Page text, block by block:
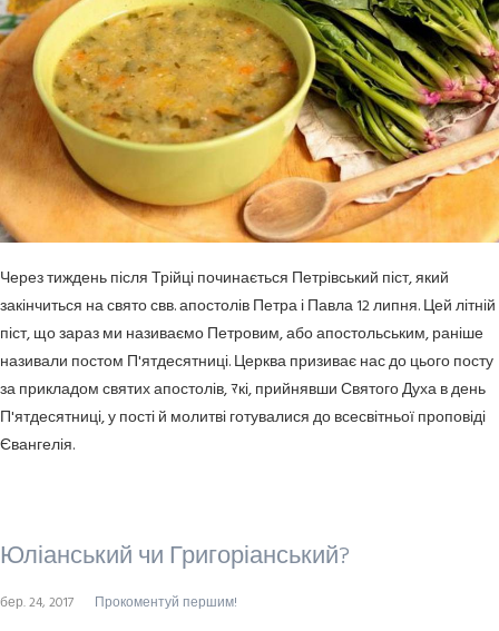
Через тиждень після Трійці починається Петрівський піст, який
закінчиться на свято свв. апостолів Петра і Павла 12 липня. Цей літній
піст, що зараз ми називаємо Петровим, або апостольським, раніше
називали постом П'ятдесятниці. Церква призиває нас до цього посту
за прикладом святих апостолів, ﾏкі, прийнявши Святого Духа в день
П'ятдесятниці, у пості й молитві готувалися до всесвітньої проповіді
Євангелія.
Юліанський чи Григоріанський?
бер. 24, 2017 Прокоментуй першим!